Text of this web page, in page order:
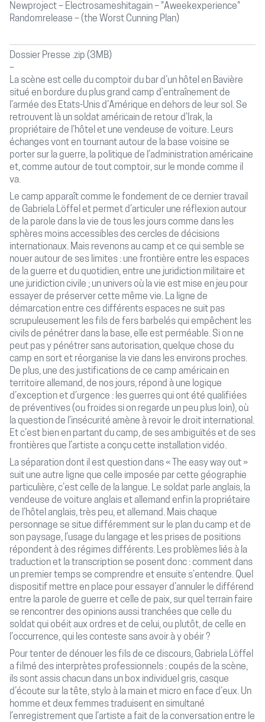
Newproject – Electrosameshitagain – "Aweekexperience"
Randomrelease – (the Worst Cunning Plan)
Dossier Presse .zip (3MB)
La scène est celle du comptoir du bar d’un hôtel en Bavière
situé en bordure du plus grand camp d’entraînement de
l’armée des Etats-Unis d’Amérique en dehors de leur sol. Se
retrouvent là un soldat américain de retour d’Irak, la
propriétaire de l’hôtel et une vendeuse de voiture. Leurs
échanges vont en tournant autour de la base voisine se
porter sur la guerre, la politique de l’administration américaine
et, comme autour de tout comptoir, sur le monde comme il
va.
Le camp apparaît comme le fondement de ce dernier travail
de Gabriela Löffel et permet d’articuler une réflexion autour
de la parole dans la vie de tous les jours comme dans les
sphères moins accessibles des cercles de décisions
internationaux. Mais revenons au camp et ce qui semble se
nouer autour de ses limites : une frontière entre les espaces
de la guerre et du quotidien, entre une juridiction militaire et
une juridiction civile ; un univers où la vie est mise en jeu pour
essayer de préserver cette même vie. La ligne de
démarcation entre ces différents espaces ne suit pas
scrupuleusement les fils de fers barbelés qui empêchent les
civils de pénétrer dans la base, elle est perméable. Si on ne
peut pas y pénétrer sans autorisation, quelque chose du
camp en sort et réorganise la vie dans les environs proches.
De plus, une des justifications de ce camp américain en
territoire allemand, de nos jours, répond à une logique
d’exception et d’urgence : les guerres qui ont été qualifiées
de préventives (ou froides si on regarde un peu plus loin), où
la question de l’insécurité amène à revoir le droit international.
Et c’est bien en partant du camp, de ses ambiguïtés et de ses
frontières que l’artiste a conçu cette installation vidéo.
La séparation dont il est question dans « The easy way out »
suit une autre ligne que celle imposée par cette géographie
particulière, c’est celle de la langue. Le soldat parle anglais, la
vendeuse de voiture anglais et allemand enfin la propriétaire
de l’hôtel anglais, très peu, et allemand. Mais chaque
personnage se situe différemment sur le plan du camp et de
son paysage, l’usage du langage et les prises de positions
répondent à des régimes différents. Les problèmes liés à la
traduction et la transcription se posent donc : comment dans
un premier temps se comprendre et ensuite s’entendre. Quel
dispositif mettre en place pour essayer d’annuler le différend
entre la parole de guerre et celle de paix, sur quel terrain faire
se rencontrer des opinions aussi tranchées que celle du
soldat qui obéit aux ordres et de celui, ou plutôt, de celle en
l’occurrence, qui les conteste sans avoir à y obéir ?
Pour tenter de dénouer les fils de ce discours, Gabriela Löffel
a filmé des interprètes professionnels : coupés de la scène,
ils sont assis chacun dans un box individuel gris, casque
d’écoute sur la tête, stylo à la main et micro en face d’eux. Un
homme et deux femmes traduisent en simultané
l’enregistrement que l’artiste a fait de la conversation entre le